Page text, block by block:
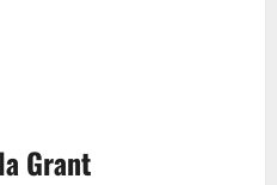
Grant